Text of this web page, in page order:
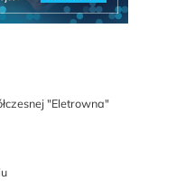
"Eletrowna"